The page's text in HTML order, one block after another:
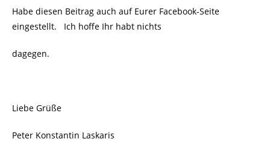
Habe diesen Beitrag auch auf Eurer Facebook-Seite
eingestellt. Ich hoffe Ihr habt nichts
dagegen.
Liebe Grüße
Peter Konstantin Laskaris